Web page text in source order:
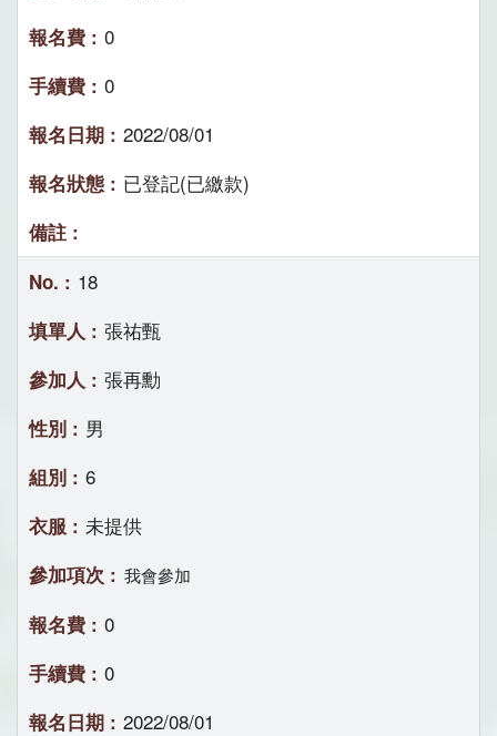
0
0
2022/08/01
已登記(已繳款)
18
張祐甄
張再勳
男
6
未提供
我會參加
0
0
2022/08/01